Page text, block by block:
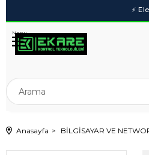
Menu
Anasayfa BİLGİSAYAR VE